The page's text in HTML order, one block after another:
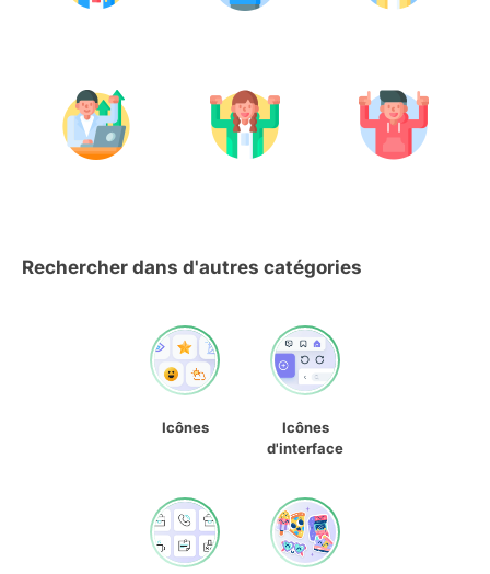
Rechercher dans d'autres catégories
Icônes
Icônes
d'interface